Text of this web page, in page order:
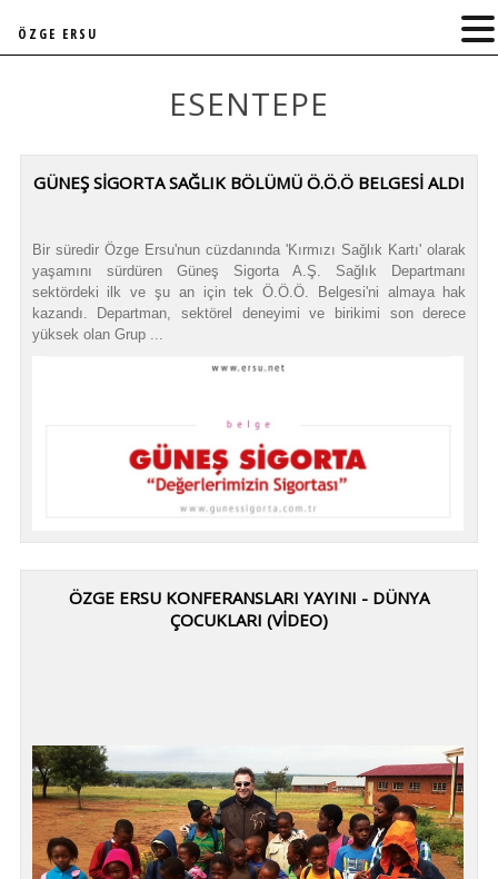
ESENTEPE
GÜNEŞ SİGORTA SAĞLIK BÖLÜMÜ Ö.Ö.Ö BELGESİ ALDI
Bir süredir Özge Ersu'nun cüzdanında 'Kırmızı Sağlık Kartı' olarak
yaşamını sürdüren Güneş Sigorta A.Ş. Sağlık Departmanı
sektördeki ilk ve şu an için tek Ö.Ö.Ö. Belgesi'ni almaya hak
kazandı. Departman, sektörel deneyimi ve birikimi son derece
yüksek olan Grup ...
ÖZGE ERSU KONFERANSLARI YAYINI - DÜNYA
ÇOCUKLARI (VIDEO)
ÖZGE ERSU